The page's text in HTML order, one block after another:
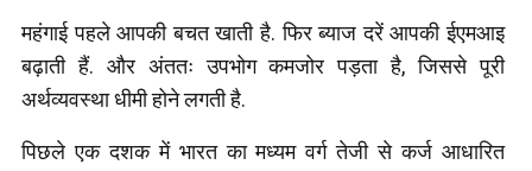
महंगाई पहले आपकी बचत खाती है. फिर ब्याज दरें आपकी ईएमआइ
बढ़ाती हैं. और अंततः उपभोग कमजोर पड़ता है, जिससे पूरी
अर्थव्यवस्था धीमी होने लगती है.
पिछले एक दशक में भारत का मध्यम वर्ग तेजी से कर्ज आधारित